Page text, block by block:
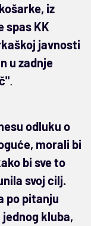
iz
spas KK
javnosti
u zadnje
.
odluku o
morali bi
bi sve to
svoj cilj.
po pitanju
kluba,